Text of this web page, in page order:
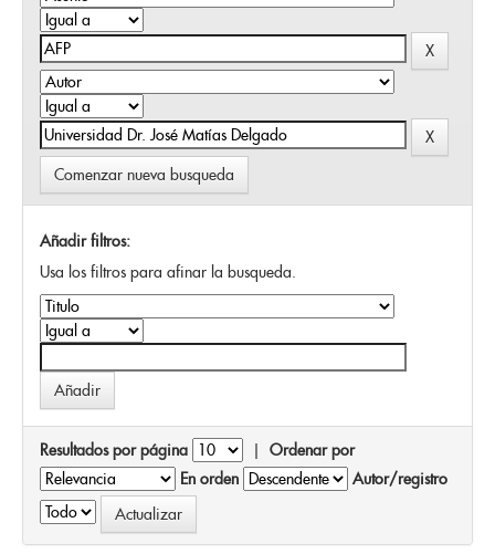
Comenzar nueva busqueda
Añadir filtros:
Usa los filtros para afinar la busqueda.
Resultados por página | Ordenar por
En orden
Autor/registro